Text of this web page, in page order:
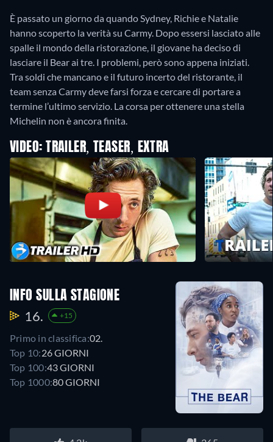
È passato un giorno da quando Sydney, Richie e Natalie
hanno scoperto la verità su Carmy. Dopo essersi lasciato alle
spalle il mondo della ristorazione, il giovane ha deciso di
lasciare il Bear ai tre. I problemi, però sono appena iniziati.
Tra soldi che mancano e il futuro incerto del ristorante, il
team senza Carmy deve farsi forza e cercare di portare a
termine l’ultimo servizio. La corsa per ottenere una stella
Michelin non è ancora finita.
VIDEO: TRAILER, TEASER, EXTRA
INFO SULLA STAGIONE
16. +15
Primo in classifica:02.
Top 10:26 GIORNI
Top 100:43 GIORNI
Top 1000:80 GIORNI